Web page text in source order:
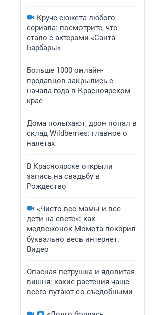
Круче сюжета любого
сериала: посмотрите, что
стало с актерами «Санта-
Барбары»
Больше 1000 онлайн-
продавцов закрылись с
начала года в Красноярском
крае
Дома полыхают, дрон попал в
склад Wildberries: главное о
налетах
В Красноярске открыли
запись на свадьбу в
Рождество
«Чисто все мамы и все
дети на свете»: как
медвежонок Момота покорил
буквально весь интернет.
Видео
Опасная петрушка и ядовитая
вишня: какие растения чаще
всего путают со съедобными